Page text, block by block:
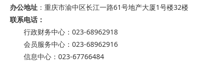
办公地址 ：重庆市渝中区长江一路61号地产大厦1号楼32楼
联系电话：
行政财务中心：023-68962918
会员服务中心：023-68962916
信息中心：023-67766484